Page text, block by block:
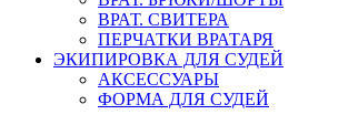
ВРАТ. СВИТЕРА
ПЕРЧАТКИ ВРАТАРЯ
ЭКИПИРОВКА ДЛЯ СУДЕЙ
АКСЕССУАРЫ
ФОРМА ДЛЯ СУДЕЙ